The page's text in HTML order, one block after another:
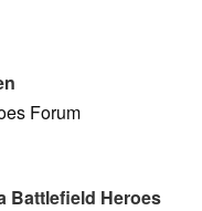
Forum
Battlefield Heroes